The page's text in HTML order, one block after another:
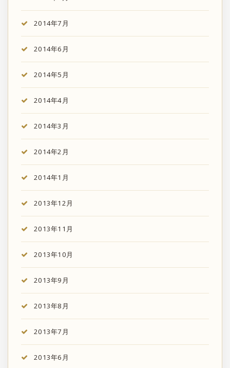
2014年7月
2014年6月
2014年5月
2014年4月
2014年3月
2014年2月
2014年1月
2013年12月
2013年11月
2013年10月
2013年9月
2013年8月
2013年7月
2013年6月